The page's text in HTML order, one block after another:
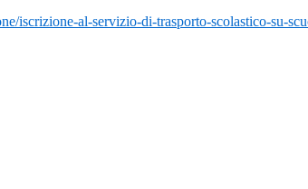
iscrizione-al-servizio-di-trasporto-scolastico-su-